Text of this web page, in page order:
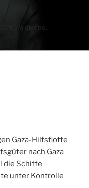
diyene,
Gaza-Hilfsflotte
nach Gaza
die Schiffe
unter Kontrolle